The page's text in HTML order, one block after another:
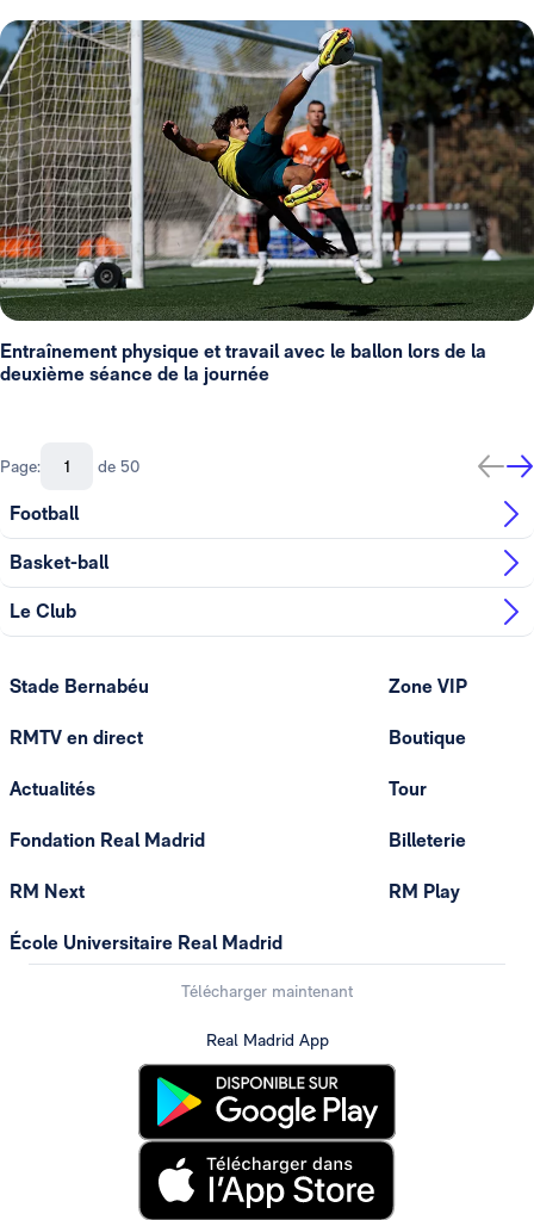
Entraînement physique et travail avec le ballon lors de la
deuxième séance de la journée
Page: de 50
Football
Basket-ball
Le Club
Stade Bernabéu
RMTV en direct
Actualités
Fondation Real Madrid
RM Next
École Universitaire Real Madrid
Zone VIP
Boutique
Tour
Billeterie
RM Play
Télécharger maintenant
Real Madrid App